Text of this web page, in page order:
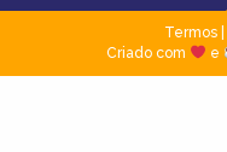
Termos|
Criado com
e